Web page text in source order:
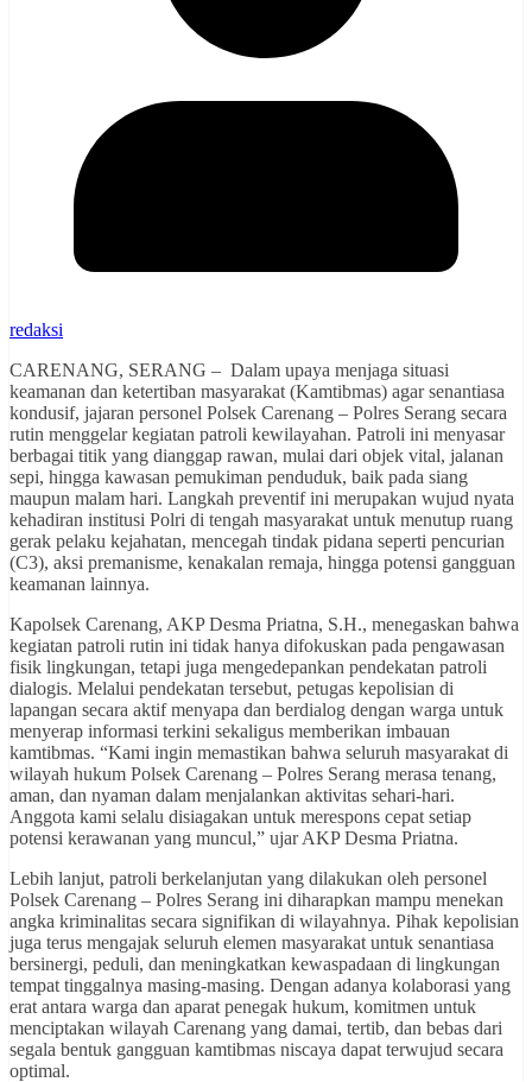
redaksi
CARENANG, SERANG – Dalam upaya menjaga situasi
keamanan dan ketertiban masyarakat (Kamtibmas) agar senantiasa
kondusif, jajaran personel Polsek Carenang – Polres Serang secara
rutin menggelar kegiatan patroli kewilayahan. Patroli ini menyasar
berbagai titik yang dianggap rawan, mulai dari objek vital, jalanan
sepi, hingga kawasan pemukiman penduduk, baik pada siang
maupun malam hari. Langkah preventif ini merupakan wujud nyata
kehadiran institusi Polri di tengah masyarakat untuk menutup ruang
gerak pelaku kejahatan, mencegah tindak pidana seperti pencurian
(C3), aksi premanisme, kenakalan remaja, hingga potensi gangguan
keamanan lainnya.
Kapolsek Carenang, AKP Desma Priatna, S.H., menegaskan bahwa
kegiatan patroli rutin ini tidak hanya difokuskan pada pengawasan
fisik lingkungan, tetapi juga mengedepankan pendekatan patroli
dialogis. Melalui pendekatan tersebut, petugas kepolisian di
lapangan secara aktif menyapa dan berdialog dengan warga untuk
menyerap informasi terkini sekaligus memberikan imbauan
kamtibmas. “Kami ingin memastikan bahwa seluruh masyarakat di
wilayah hukum Polsek Carenang – Polres Serang merasa tenang,
aman, dan nyaman dalam menjalankan aktivitas sehari-hari.
Anggota kami selalu disiagakan untuk merespons cepat setiap
potensi kerawanan yang muncul,” ujar AKP Desma Priatna.
Lebih lanjut, patroli berkelanjutan yang dilakukan oleh personel
Polsek Carenang – Polres Serang ini diharapkan mampu menekan
angka kriminalitas secara signifikan di wilayahnya. Pihak kepolisian
juga terus mengajak seluruh elemen masyarakat untuk senantiasa
bersinergi, peduli, dan meningkatkan kewaspadaan di lingkungan
tempat tinggalnya masing-masing. Dengan adanya kolaborasi yang
erat antara warga dan aparat penegak hukum, komitmen untuk
menciptakan wilayah Carenang yang damai, tertib, dan bebas dari
segala bentuk gangguan kamtibmas niscaya dapat terwujud secara
optimal.